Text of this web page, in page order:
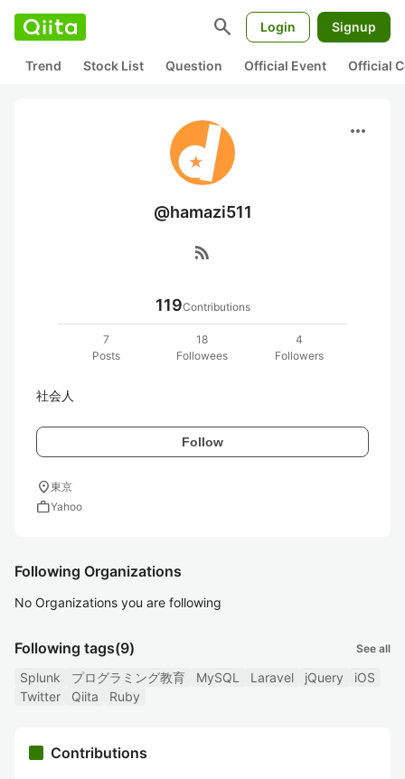
search Login Signup
Trend Stock List Question Official Event Official
more_horiz
@hamazi511
rss_feed
119Contributions
7
Posts
18
Followees
4
Followers
社会人
Follow
location_on東京
workYahoo
Following Organizations
No Organizations you are following
Following tags(9) See all
Splunk プログラミング教育 MySQL Laravel jQuery
iOS
Twitter
Qiita Ruby
Contributions